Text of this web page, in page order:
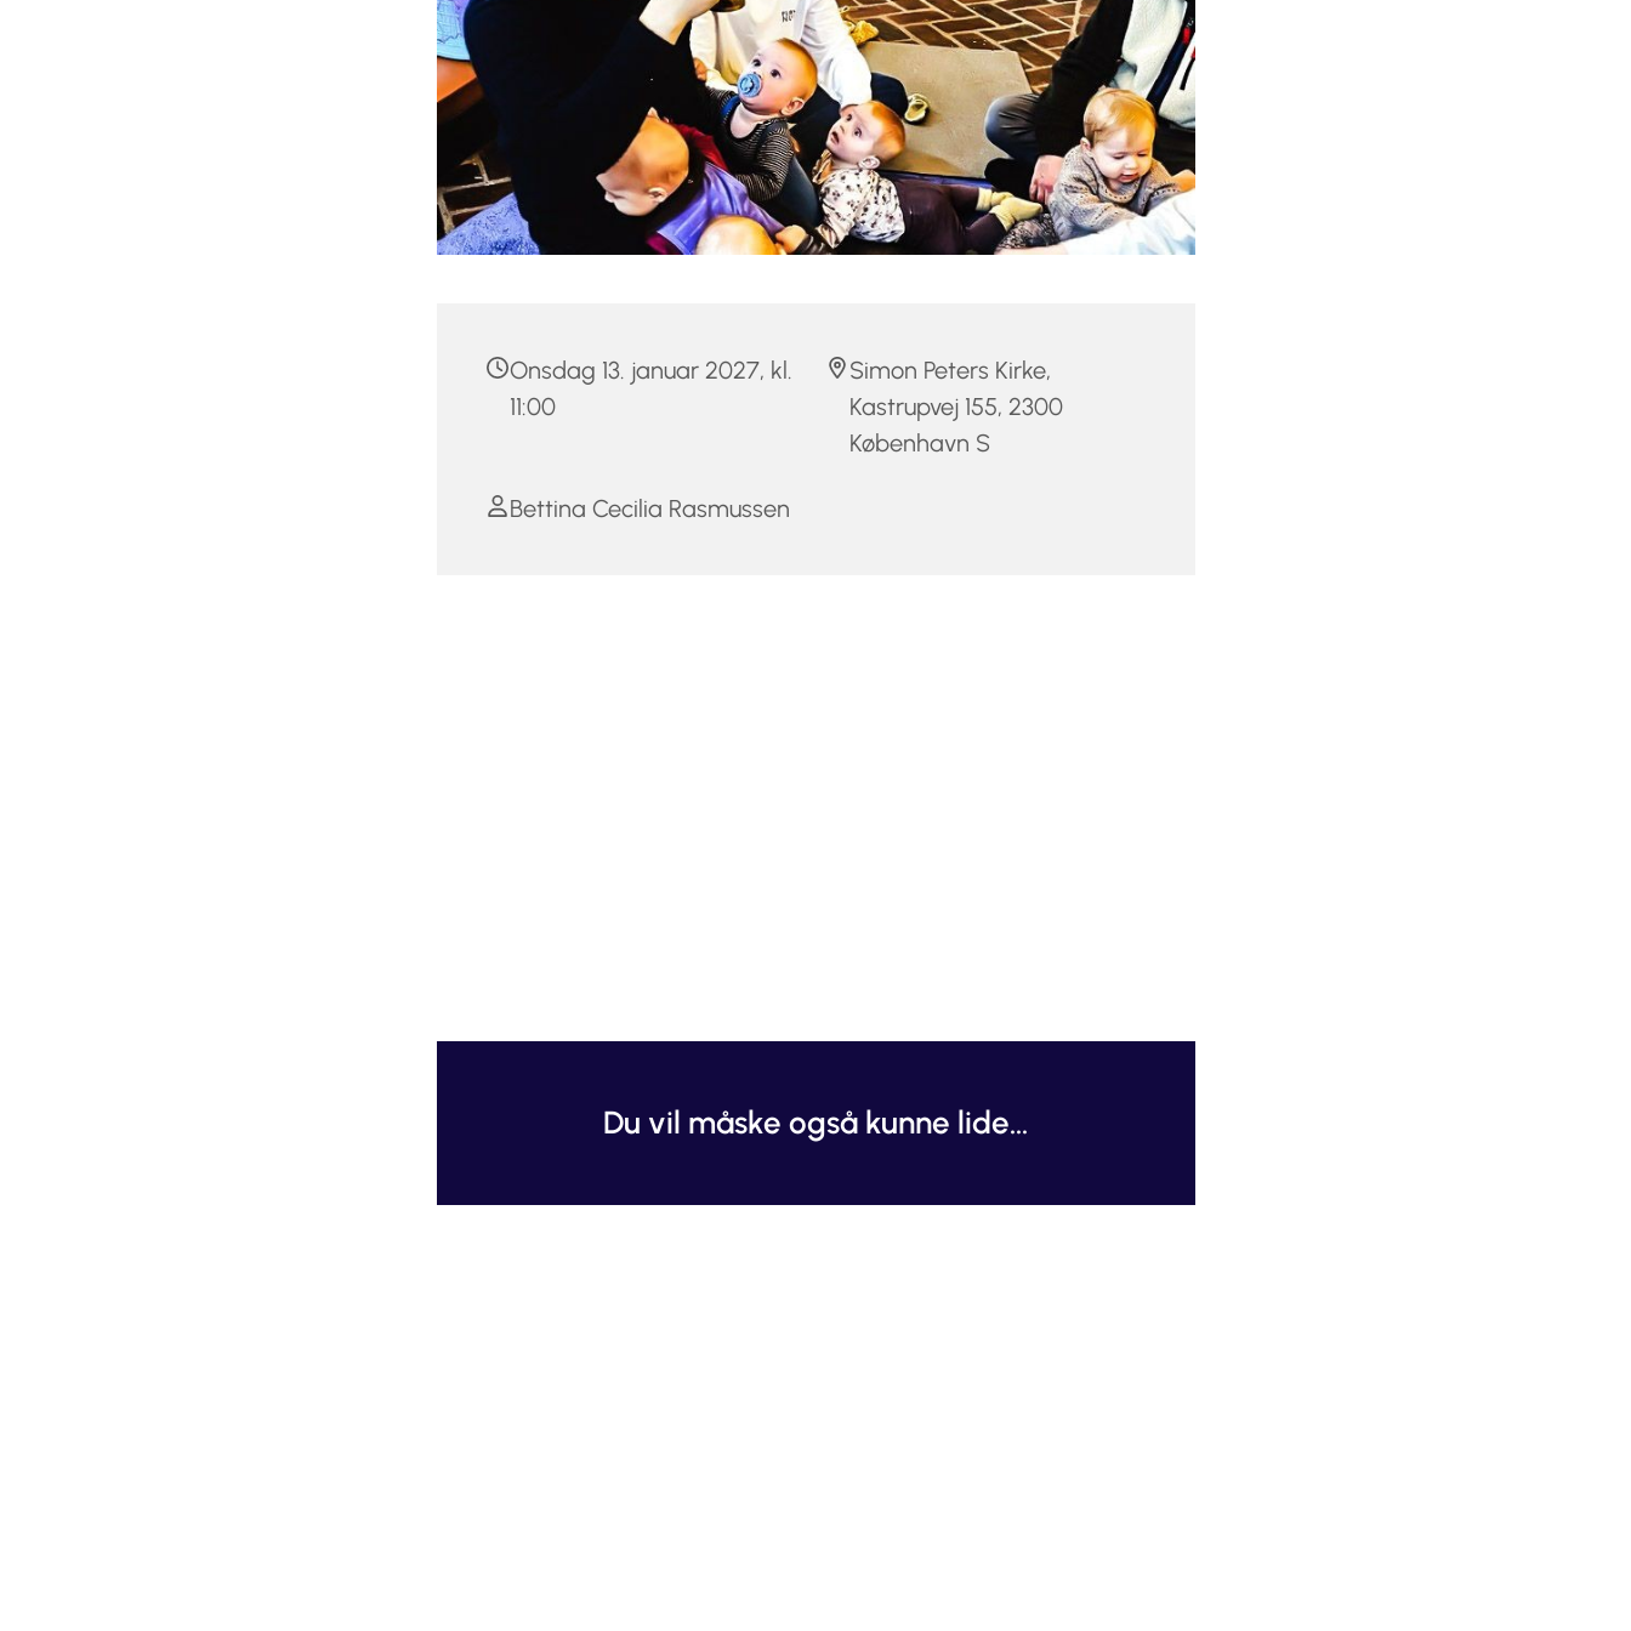
Onsdag 13. januar 2027, kl.
11:00
Simon Peters Kirke,
Kastrupvej 155, 2300
København S
Bettina Cecilia Rasmussen
Du vil måske også kunne lide...